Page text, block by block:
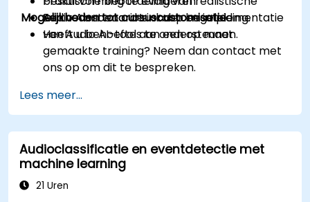
Een verantwoorde inkoop en implementatie
van Audio AI-tools te ondersteunen.
Audio AI-scenario’s onder begeleiding.
Mogelijkheden tot cursuscustomisatie
Heeft u behoefte aan een op maat
gemaakte training? Neem dan contact met
ons op om dit te bespreken.
Lees meer...
Audioclassificatie en eventdetectie met
machine learning
21 Uren